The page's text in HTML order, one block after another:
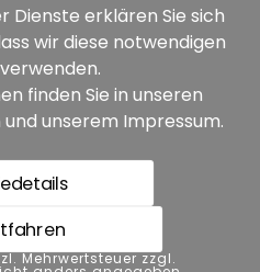
zzgl.
angegeben.
Dienste erklären Sie sich
wir diese notwendigen
finden Sie in unseren
und unserem Impressum.
Mehrwertsteuer zzgl.